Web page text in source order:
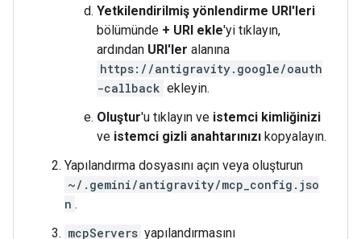
Yetkilendirilmiş yönlendirme URI'leri
bölümünde + URI ekle'yi tıklayın,
ardından URI'ler alanına
https://antigravity.google/oauth
-callback ekleyin.
Oluştur'u tıklayın ve istemci kimliğinizi
ve istemci gizli anahtarınızı kopyalayın.
Yapılandırma dosyasını açın veya oluşturun
~/.gemini/antigravity/mcp_config.jso
n .
mcpServers yapılandırmasını